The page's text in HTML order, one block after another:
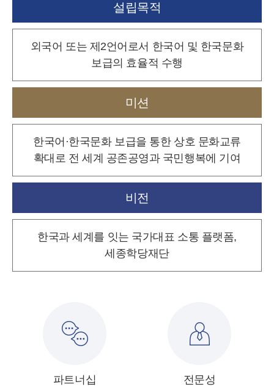
설립목적
외국어 또는 제2언어로서 한국어 및 한국문화
보급의 효율적 수행
미션
한국어·한국문화 보급을 통한 상호 문화교류
확대로 전 세계 공존공영과 국민행복에 기여
비전
한국과 세계를 잇는 국가대표 소통 플랫폼,
세종학당재단
파트너십 전문성